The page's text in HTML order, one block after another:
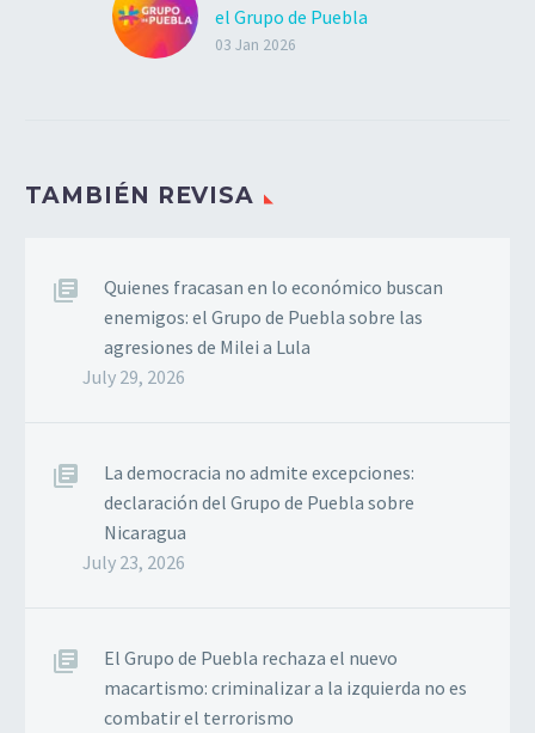
el Grupo de Puebla
condena la invasión
y la invasión militar de
Bolivariana de Venezuela.
Estas…
03 Jan 2026
TAMBIÉN REVISA
Quienes fracasan en lo económico buscan
enemigos: el Grupo de Puebla sobre las
agresiones de Milei a Lula
July 29, 2026
La democracia no admite excepciones:
declaración del Grupo de Puebla sobre
Nicaragua
July 23, 2026
El Grupo de Puebla rechaza el nuevo
macartismo: criminalizar a la izquierda no es
combatir el terrorismo